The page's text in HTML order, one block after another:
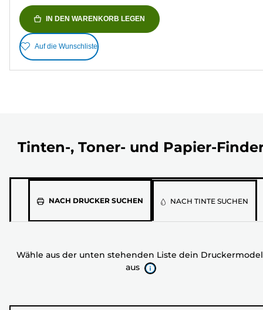
IN DEN WARENKORB LEGEN
Auf die Wunschliste
Tinten-, Toner- und Papier-
NACH DRUCKER SUCHENWähle
stehenden
Liste
NACH TINTE SUCHEN
Wähle aus der unten stehenden Liste dein
aus